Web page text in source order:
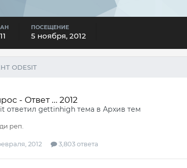
ПОСЕЩЕНИЕ
5 ноября, 2012
ODESIT
- Ответ ... 2012
ответил gettinhighтема в Архив тем
реп.
2012 3,803 ответа